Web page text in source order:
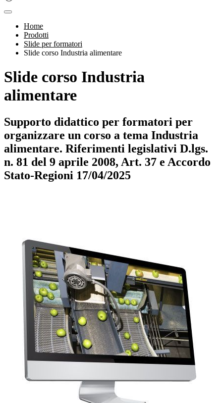
Home
Prodotti
Slide per formatori
Slide corso Industria alimentare
Slide corso Industria
alimentare
Supporto didattico per formatori per
organizzare un corso a tema Industria
alimentare. Riferimenti legislativi D.lgs.
n. 81 del 9 aprile 2008, Art. 37 e Accordo
Stato-Regioni 17/04/2025